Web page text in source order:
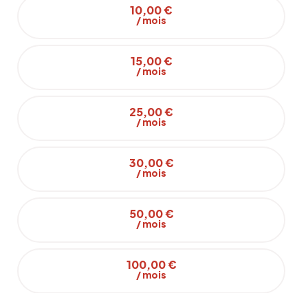
10,00 €
/ mois
15,00 €
/ mois
25,00 €
/ mois
30,00 €
/ mois
50,00 €
/ mois
100,00 €
/ mois